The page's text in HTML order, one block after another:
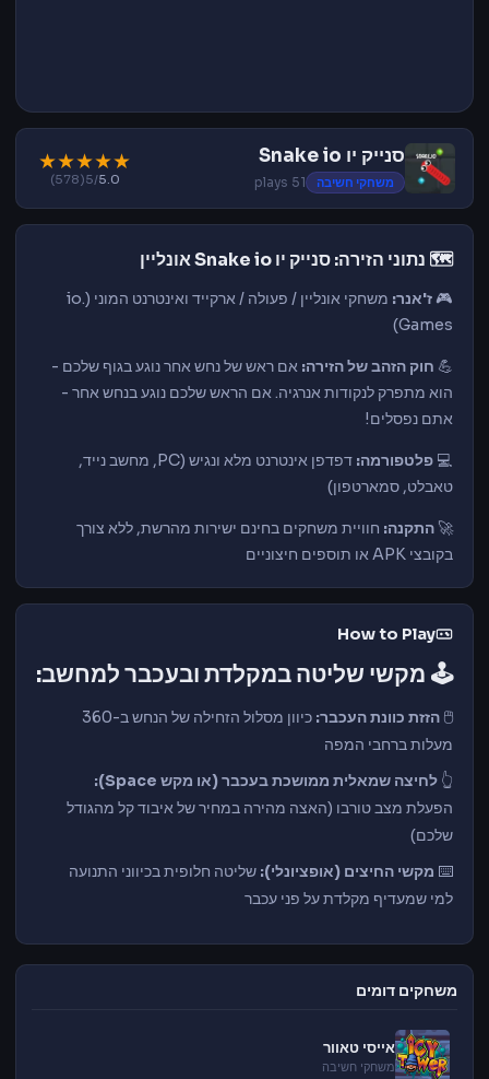
סנייק יו Snake io
משחקי חשיבה 51 plays
★
★
★
★
★
5.0
/5
(578)
🗺️ נתוני הזירה: סנייק יו Snake io אונליין
🎮 ז'אנר:
משחקי אונליין / פעולה / ארקייד ואינטרנט המוני (.io
Games)
💪 חוק הזהב של הזירה: אם ראש של נחש אחר נוגע בגוף שלכם -
הוא מתפרק לנקודות אנרגיה. אם הראש שלכם נוגע בנחש אחר -
אתם נפסלים!
💻 פלטפורמה:
דפדפן אינטרנט מלא ונגיש (PC, מחשב נייד,
טאבלט, סמארטפון)
🚀 התקנה: חוויית משחקים בחינם ישירות מהרשת, ללא צורך
בקובצי APK או תוספים חיצוניים
How to Play
🕹️ מקשי שליטה במקלדת ובעכבר למחשב:
🖱️ הזזת כוונת העכבר:
כיוון מסלול הזחילה של הנחש ב-360
מעלות ברחבי המפה
👆 לחיצה שמאלית ממושכת בעכבר (או מקש Space):
הפעלת מצב טורבו (האצה מהירה במחיר של איבוד קל מהגודל
שלכם)
⌨️ מקשי החיצים (אופציונלי): שליטה חלופית בכיווני התנועה
למי שמעדיף מקלדת על פני עכבר
משחקים דומים
אייסי טאוור
משחקי חשיבה